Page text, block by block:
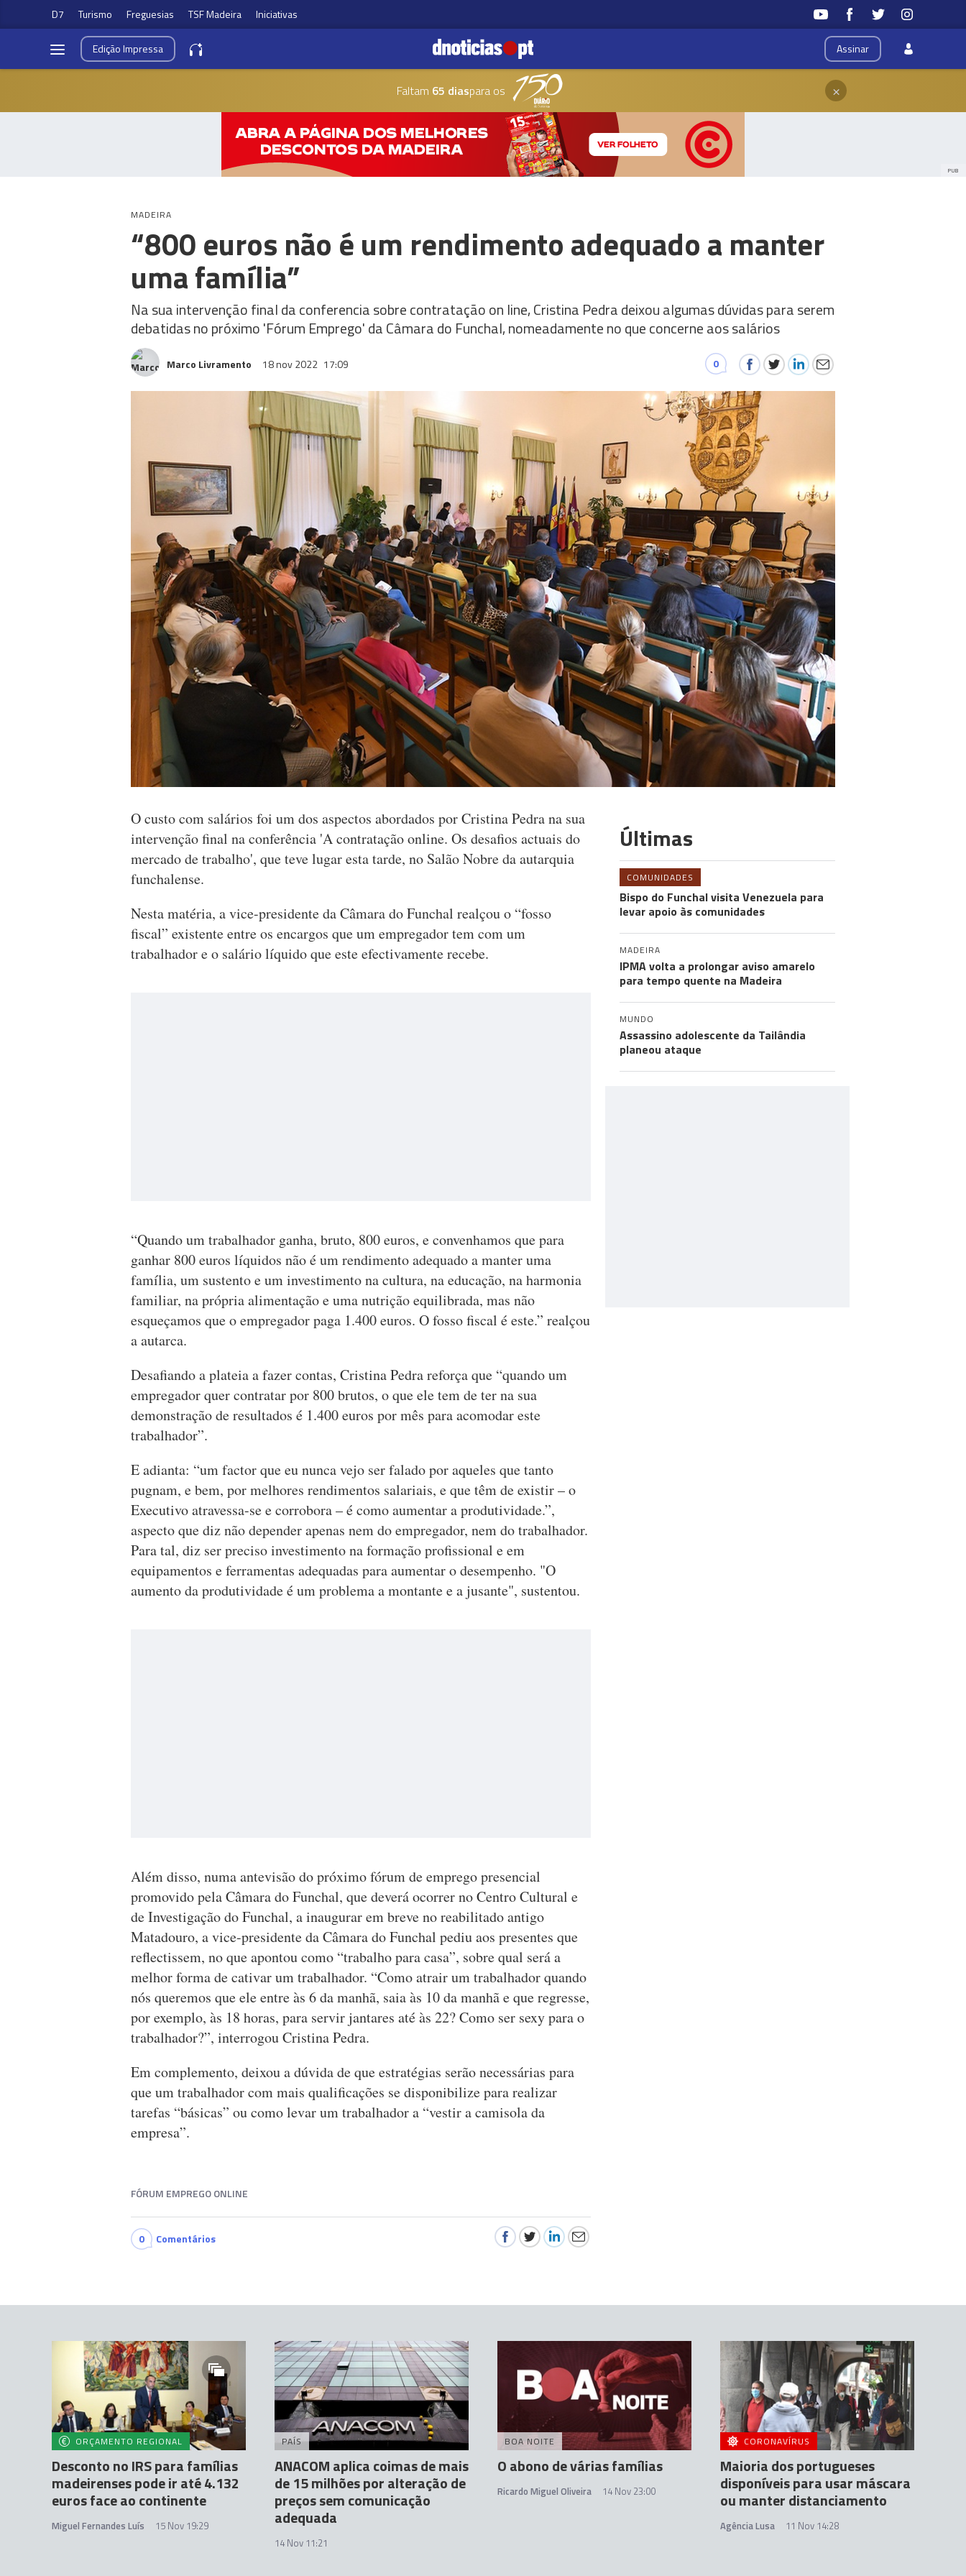
D7 Turismo Freguesias TSF Madeira Iniciativas
Assinar
EdiçãoImpressa
Faltam 65 diaspara os ×
PUB
MADEIRA
“800 euros não é um rendimento adequado a manter
uma família”
Na sua intervenção final da conferencia sobre contratação on line, Cristina Pedra deixou algumas dúvidas para serem
debatidas no próximo 'Fórum Emprego' da Câmara do Funchal, nomeadamente no que concerne aos salários
Marco Livramento 18 nov 2022 17:09 0
O custo com salários foi um dos aspectos abordados por Cristina Pedra na sua
intervenção final na conferência 'A contratação online. Os desafios actuais do
mercado de trabalho', que teve lugar esta tarde, no Salão Nobre da autarquia
funchalense.
Nesta matéria, a vice-presidente da Câmara do Funchal realçou o “fosso
fiscal” existente entre os encargos que um empregador tem com um
trabalhador e o salário líquido que este efectivamente recebe.
“Quando um trabalhador ganha, bruto, 800 euros, e convenhamos que para
ganhar 800 euros líquidos não é um rendimento adequado a manter uma
família, um sustento e um investimento na cultura, na educação, na harmonia
familiar, na própria alimentação e uma nutrição equilibrada, mas não
esqueçamos que o empregador paga 1.400 euros. O fosso fiscal é este.” realçou
a autarca.
Desafiando a plateia a fazer contas, Cristina Pedra reforça que “quando um
empregador quer contratar por 800 brutos, o que ele tem de ter na sua
demonstração de resultados é 1.400 euros por mês para acomodar este
trabalhador”.
E adianta: “um factor que eu nunca vejo ser falado por aqueles que tanto
pugnam, e bem, por melhores rendimentos salariais, e que têm de existir – o
Executivo atravessa-se e corrobora – é como aumentar a produtividade.”,
aspecto que diz não depender apenas nem do empregador, nem do trabalhador.
Para tal, diz ser preciso investimento na formação profissional e em
equipamentos e ferramentas adequadas para aumentar o desempenho. "O
aumento da produtividade é um problema a montante e a jusante", sustentou.
Além disso, numa antevisão do próximo fórum de emprego presencial
promovido pela Câmara do Funchal, que deverá ocorrer no Centro Cultural e
de Investigação do Funchal, a inaugurar em breve no reabilitado antigo
Matadouro, a vice-presidente da Câmara do Funchal pediu aos presentes que
reflectissem, no que apontou como “trabalho para casa”, sobre qual será a
melhor forma de cativar um trabalhador. “Como atrair um trabalhador quando
nós queremos que ele entre às 6 da manhã, saia às 10 da manhã e que regresse,
por exemplo, às 18 horas, para servir jantares até às 22? Como ser sexy para o
trabalhador?”, interrogou Cristina Pedra.
Em complemento, deixou a dúvida de que estratégias serão necessárias para
que um trabalhador com mais qualificações se disponibilize para realizar
tarefas “básicas” ou como levar um trabalhador a “vestir a camisola da
empresa”.
FÓRUM EMPREGO ONLINE
0 Comentários
Últimas
COMUNIDADES
Bispo do Funchal visita Venezuela para
levar apoio às comunidades
MADEIRA
IPMA volta a prolongar aviso amarelo
para tempo quente na Madeira
MUNDO
Assassino adolescente da Tailândia
planeou ataque
ORÇAMENTO REGIONAL
Desconto no IRS para famílias
madeirenses pode ir até 4.132
euros face ao continente
Miguel Fernandes Luís 15 Nov 19:29
PAÍS
ANACOM aplica coimas de mais
de 15 milhões por alteração de
preços sem comunicação
adequada
14 Nov 11:21
BOA NOITE
O abono de várias famílias
Ricardo Miguel Oliveira 14 Nov 23:00
CORONAVÍRUS
Maioria dos portugueses
disponíveis para usar máscara
ou manter distanciamento
Agência Lusa 11 Nov 14:28